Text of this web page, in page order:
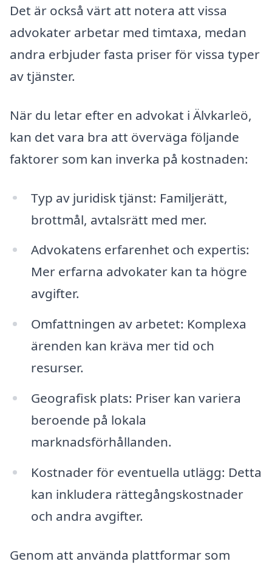
Det är också värt att notera att vissa
advokater arbetar med timtaxa, medan
andra erbjuder fasta priser för vissa typer
av tjänster.
När du letar efter en advokat i Älvkarleö,
kan det vara bra att överväga följande
faktorer som kan inverka på kostnaden:
Typ av juridisk tjänst: Familjerätt,
brottmål, avtalsrätt med mer.
Advokatens erfarenhet och expertis:
Mer erfarna advokater kan ta högre
avgifter.
Omfattningen av arbetet: Komplexa
ärenden kan kräva mer tid och
resurser.
Geografisk plats: Priser kan variera
beroende på lokala
marknadsförhållanden.
Kostnader för eventuella utlägg: Detta
kan inkludera rättegångskostnader
och andra avgifter.
Genom att använda plattformar som